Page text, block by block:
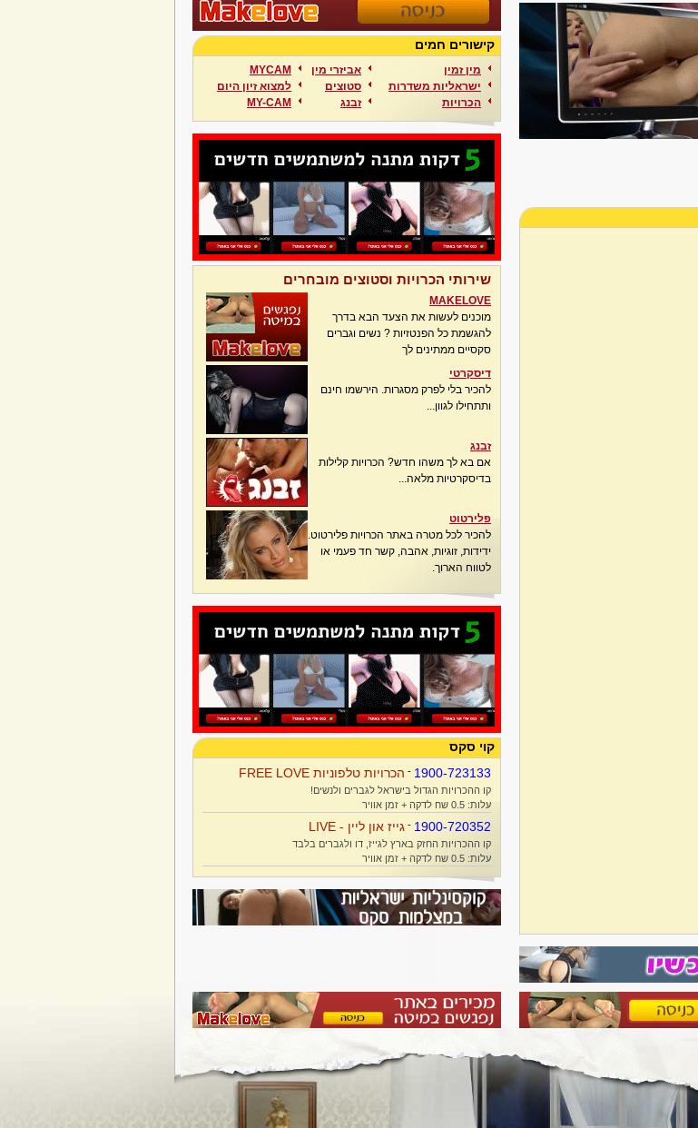
קישורים חמים
מין זמין
ישראליות משדרות
הכרויות
אביזרי מין
סטוצים
זבנג
MYCAM
למצוא זיון היום
MY-CAM
שירותי הכרויות וסטוצים מובחרים
MAKELOVE
מוכנים לעשות את הצעד הבא בדרך
להגשמת כל הפנטזיות ? נשים וגברים
סקסיים ממתינים לך
דיסקרטי
להכיר בלי לפרק מסגרות. הירשמו חינם
ותתחילו לגוון...
זבנג
אם בא לך משהו חדש? הכרויות קלילות
בדיסקרטיות מלאה...
פלירטוט
להכיר לכל מטרה באתר הכרויות פלירטוט.
ידידות, זוגיות, אהבה, קשר חד פעמי או
לטווח הארוך.
קוי סקס
1900-723133
- הכרויות טלפוניות FREE LOVE
קו ההכרויות הגדול בישראל לגברים ולנשים!
עלות: 0.5 שח לדקה + זמן אוויר
1900-720352
- גייז און ליין - LIVE
קו ההכרויות החזק בארץ לגייז, דו ולגברים בלבד
עלות: 0.5 שח לדקה + זמן אוויר